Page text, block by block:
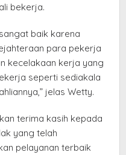
bekerja.
baik karena
para pekerja
kecelakaan kerja yang
seperti sediakala
jelas Wetty.
terima kasih kepada
yang telah
pelayanan terbaik